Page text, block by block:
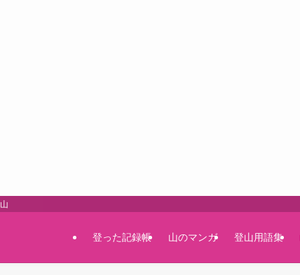
登った記録帳 山のマンガ 登山用語集